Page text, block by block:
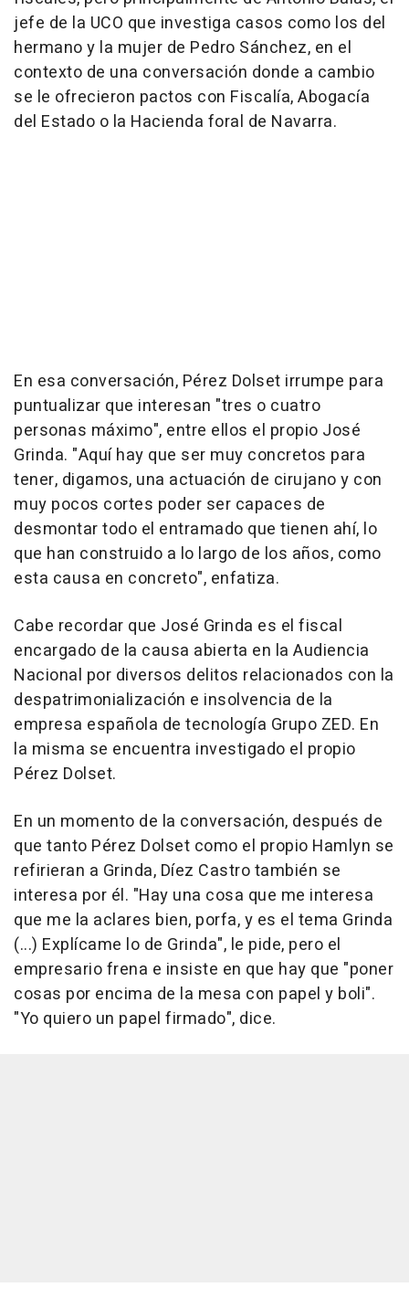
jefe de la UCO que investiga casos como los del
hermano y la mujer de Pedro Sánchez, en el
contexto de una conversación donde a cambio
se le ofrecieron pactos con Fiscalía, Abogacía
del Estado o la Hacienda foral de Navarra.
En esa conversación, Pérez Dolset irrumpe para
puntualizar que interesan "tres o cuatro
personas máximo", entre ellos el propio José
Grinda. "Aquí hay que ser muy concretos para
tener, digamos, una actuación de cirujano y con
muy pocos cortes poder ser capaces de
desmontar todo el entramado que tienen ahí, lo
que han construido a lo largo de los años, como
esta causa en concreto", enfatiza.
Cabe recordar que José Grinda es el fiscal
encargado de la causa abierta en la Audiencia
Nacional por diversos delitos relacionados con la
despatrimonialización e insolvencia de la
empresa española de tecnología Grupo ZED. En
la misma se encuentra investigado el propio
Pérez Dolset.
En un momento de la conversación, después de
que tanto Pérez Dolset como el propio Hamlyn se
refirieran a Grinda, Díez Castro también se
interesa por él. "Hay una cosa que me interesa
que me la aclares bien, porfa, y es el tema Grinda
(...) Explícame lo de Grinda", le pide, pero el
empresario frena e insiste en que hay que "poner
cosas por encima de la mesa con papel y boli".
"Yo quiero un papel firmado", dice.